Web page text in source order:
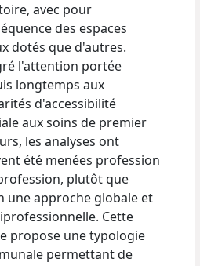
avec pour
des espaces
dotés que d'autres.
l'attention portée
longtemps aux
d'accessibilité
aux soins de premier
les analyses ont
été menées profession
plutôt que
une approche globale et
Cette
propose une typologie
permettant de